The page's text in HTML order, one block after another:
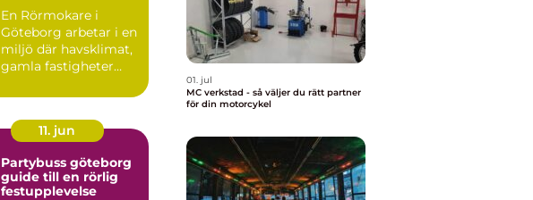
En Rörmokare i
Göteborg arbetar i en
miljö där havsklimat,
gamla fastigheter
stäl...
11. jun
Partybuss göteborg
guide till en rörlig
festupplevelse
01. jul
MC verkstad - så väljer du rätt partner
för din motorcykel